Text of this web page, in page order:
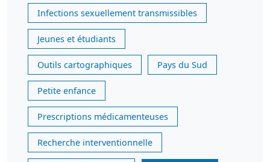
Infections sexuellement transmissibles
Jeunes et étudiants
Outils cartographiques Pays du Sud
Petite enfance
Prescriptions médicamenteuses
Recherche interventionnelle